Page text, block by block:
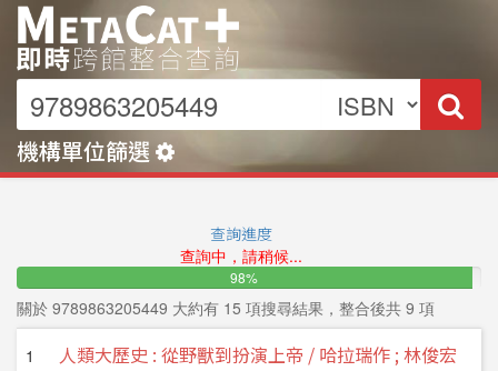
機構單位篩選
機構單位篩選
中文|
查詢進度
查詢中，請稍候...
98%
關於 9789863205449 大約有 15 項搜尋結果，整合後共 9 項
1
人類大歷史 : 從野獸到扮演上帝 / 哈拉瑞作 ; 林俊宏